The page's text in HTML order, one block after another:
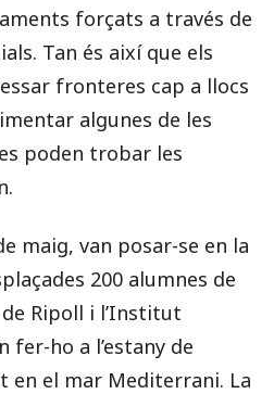
forçats a través de
Tan és així que els
fronteres cap a llocs
algunes de les
poden trobar les
maig, van posar-se en la
200 alumnes de
Ripoll i l’Institut
fer-ho a l’estany de
en el mar Mediterrani. La